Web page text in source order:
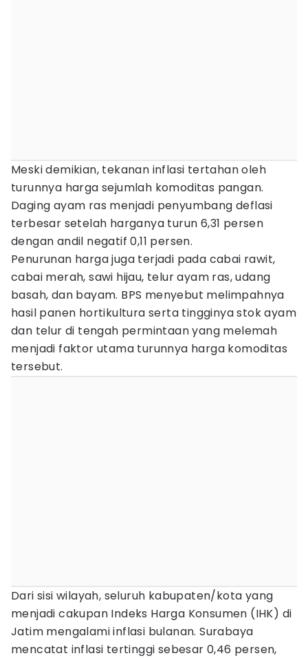
Meski demikian, tekanan inflasi tertahan oleh
turunnya harga sejumlah komoditas pangan.
Daging ayam ras menjadi penyumbang deflasi
terbesar setelah harganya turun 6,31 persen
dengan andil negatif 0,11 persen.
Penurunan harga juga terjadi pada cabai rawit,
cabai merah, sawi hijau, telur ayam ras, udang
basah, dan bayam. BPS menyebut melimpahnya
hasil panen hortikultura serta tingginya stok ayam
dan telur di tengah permintaan yang melemah
menjadi faktor utama turunnya harga komoditas
tersebut.
Dari sisi wilayah, seluruh kabupaten/kota yang
menjadi cakupan Indeks Harga Konsumen (IHK) di
Jatim mengalami inflasi bulanan. Surabaya
mencatat inflasi tertinggi sebesar 0,46 persen,